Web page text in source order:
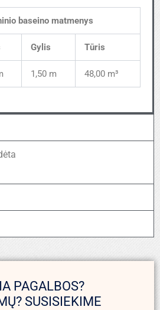
baseino matmenys
Gylis Tūris
1,50 m 48,00 m³
PAGALBOS?
SUSISIEKIME